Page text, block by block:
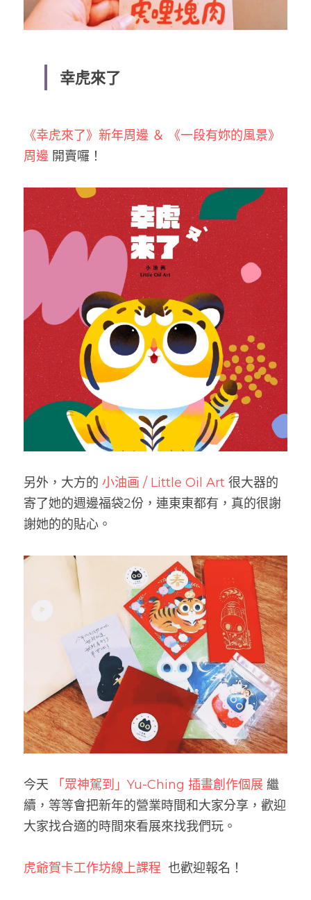
幸虎來了
《幸虎來了》新年周邊 ＆ 《一段有妳的風景》
周邊 開賣囉！
另外，大方的 小油画 / Little Oil Art 很大器的
寄了她的週邊福袋2份，連東東都有，真的很謝
謝她的的貼心。
今天 「眾神駕到」Yu-Ching 插畫創作個展 繼
續，等等會把新年的營業時間和大家分享，歡迎
大家找合適的時間來看展來找我們玩。
虎爺賀卡工作坊線上課程
  也歡迎報名！